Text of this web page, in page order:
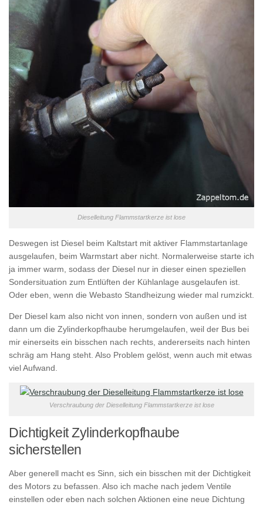
Dieselleitung Flammstartkerze ist lose
Deswegen ist Diesel beim Kaltstart mit aktiver Flammstartanlage
ausgelaufen, beim Warmstart aber nicht. Normalerweise starte ich
ja immer warm, sodass der Diesel nur in dieser einen speziellen
Sondersituation zum Entlüften der Kühlanlage ausgelaufen ist.
Oder eben, wenn die Webasto Standheizung wieder mal rumzickt.
Der Diesel kam also nicht von innen, sondern von außen und ist
dann um die Zylinderkopfhaube herumgelaufen, weil der Bus bei
mir einerseits ein bisschen nach rechts, andererseits nach hinten
schräg am Hang steht. Also Problem gelöst, wenn auch mit etwas
viel Aufwand.
Verschraubung der Dieselleitung Flammstartkerze ist lose
Dichtigkeit Zylinderkopfhaube
sicherstellen
Aber generell macht es Sinn, sich ein bisschen mit der Dichtigkeit
des Motors zu befassen. Also ich mache nach jedem Ventile
einstellen oder eben nach solchen Aktionen eine neue Dichtung